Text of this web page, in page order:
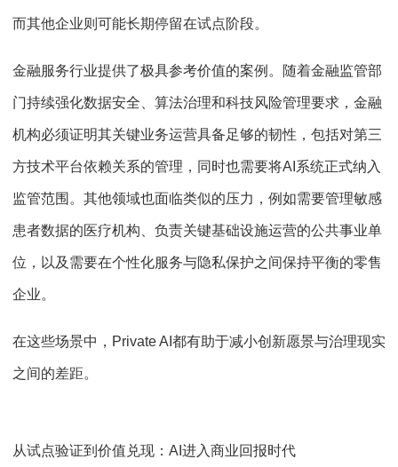
而其他企业则可能长期停留在试点阶段。
金融服务行业提供了极具参考价值的案例。随着金融监管部
门持续强化数据安全、算法治理和科技风险管理要求，金融
机构必须证明其关键业务运营具备足够的韧性，包括对第三
方技术平台依赖关系的管理，同时也需要将AI系统正式纳入
监管范围。其他领域也面临类似的压力，例如需要管理敏感
患者数据的医疗机构、负责关键基础设施运营的公共事业单
位，以及需要在个性化服务与隐私保护之间保持平衡的零售
企业。
在这些场景中，Private AI都有助于减小创新愿景与治理现实
之间的差距。
从试点验证到价值兑现：AI进入商业回报时代